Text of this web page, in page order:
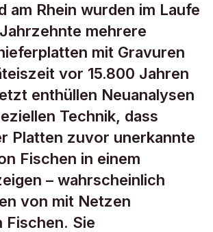
des Netz-
in Europa
am Rhein wurden im Laufe
mehrere
mit Gravuren
vor 15.800 Jahren
enthüllen Neuanalysen
Technik, dass
Platten zuvor unerkannte
Fischen in einem
– wahrscheinlich
von mit Netzen
Fischen. Sie